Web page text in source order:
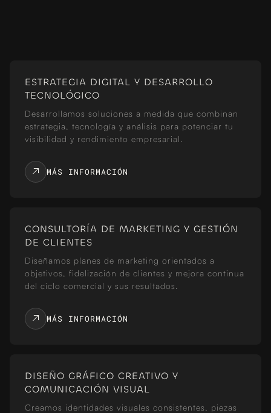
ESTRATEGIA DIGITAL Y DESARROLLO
TECNOLÓGICO
Desarrollamos soluciones a medida que combinan
estrategia, tecnología y análisis para potenciar tu
visibilidad y rendimiento empresarial.
MÁS INFORMACIÓN
CONSULTORÍA DE MARKETING Y GESTIÓN
DE CLIENTES
Diseñamos planes de marketing orientados a
objetivos, fidelización de clientes y mejora continua
del ciclo comercial y sus resultados.
MÁS INFORMACIÓN
DISEÑO GRÁFICO CREATIVO Y
COMUNICACIÓN VISUAL
Creamos identidades visuales consistentes, piezas